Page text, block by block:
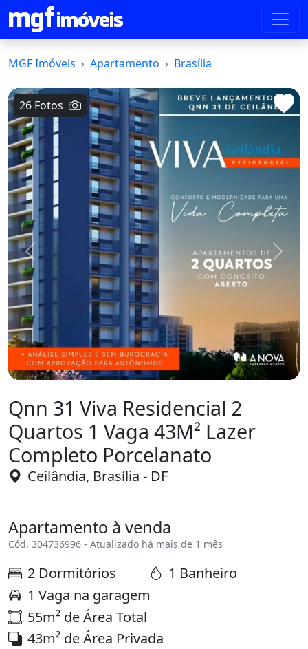
MGF Imóveis Apartamento Brasília
26 Fotos
Voltar
Qnn 31 Viva Residencial 2
Quartos 1 Vaga 43M² Lazer
Completo Porcelanato
Ceilândia, Brasília - DF
Apartamento à venda
Cód. 304736996 - Atualizado há mais de 1 mês
2 Dormitórios
1 Banheiro
1 Vaga na garagem
55m² de Área Total
43m² de Área Privada